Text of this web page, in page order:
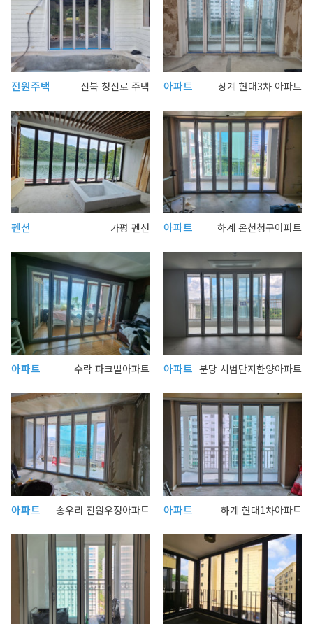
전원주택 신북 청신로 주택 아파트 상계 현대3차 아파트
펜션 가평 펜션 아파트 하계 온천청구아파트
아파트 수락 파크빌아파트 아파트 분당 시범단지한양아파트
아파트 송우리 전원우정아파트 아파트 하계 현대1차아파트